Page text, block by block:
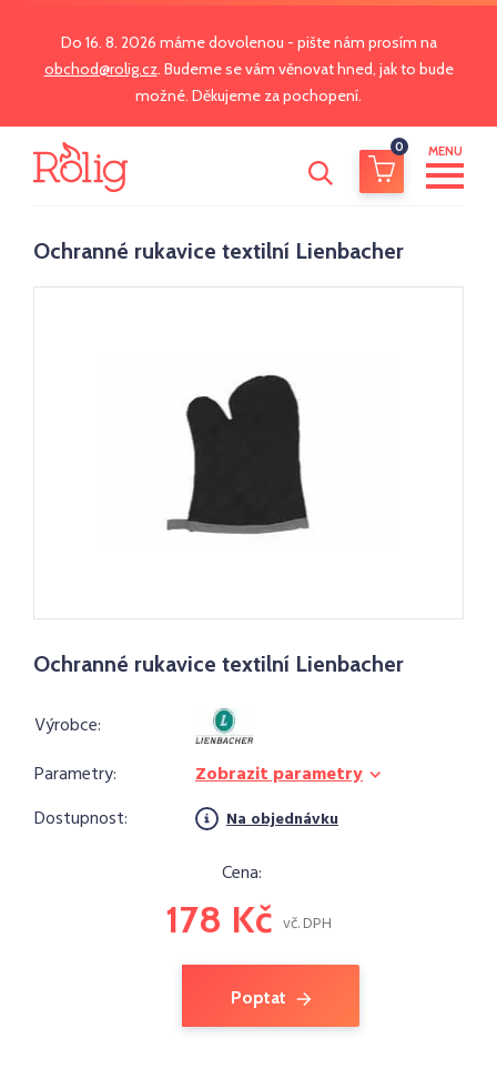
Do 16. 8. 2026 máme dovolenou - pište nám prosím na
obchod@rolig.cz. Budeme se vám věnovat hned, jak to bude
možné. Děkujeme za pochopení.
0 MENU
Ochranné rukavice textilní Lienbacher
Ochranné rukavice textilní Lienbacher
Výrobce:
Parametry:
Zobrazit parametry
Dostupnost:
Na objednávku
Cena:
178 Kč vč. DPH
Poptat